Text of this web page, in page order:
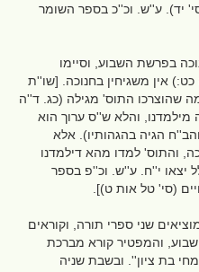
יד). ע''ש. וכ''כ בספר השומר
בפרשת השבוע, וסיימו
אין משגיחין בחנוכה. [שו''ת
שהוצרכו התוס' מגילה (כג. ד''ה
מילמדנו, והלא ש''ס ערוך הוא
הגיה בהגהותיו). אלא
והתוס' למדו מהא דילמדנו
יצאו י''ח. ע''ש. וכ''פ בספר
(סי' טל אות ט)].
שני ספרי תורה, וקוראים
והמפטיר קורא מברכת
בת ציון''. ובשבת שניה